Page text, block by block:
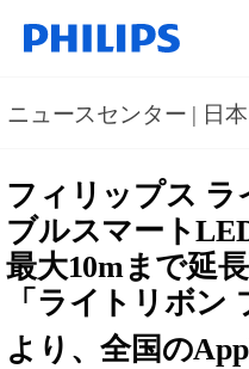
ニュースセンター | 日本
フィリップス ラ
ブルスマート
最大10mまで延
「ライトリボン
より、全国の